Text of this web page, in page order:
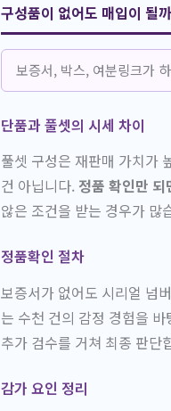
구성품이 없어도 매입이 될까
보증서, 박스, 여분링크가
단품과 풀셋의 시세 차이
풀셋 구성은 재판매 가치가
건 아닙니다. 정품 확인만 되
않은 조건을 받는 경우가 많
정품확인 절차
보증서가 없어도 시리얼 넘
는 수천 건의 감정 경험을
추가 검수를 거쳐 최종 판단
감가 요인 정리